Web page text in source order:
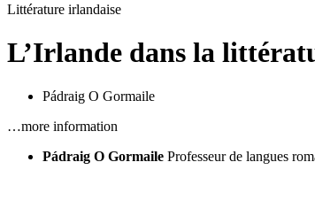
Littérature irlandaise
L’Irlande dans la
Pádraig O Gormaile
…more information
Pádraig O Gormaile Professeur de langues